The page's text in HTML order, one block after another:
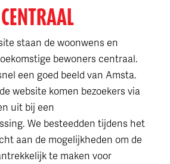
CENTRAAL
staan de woonwens en
bewoners centraal.
een goed beeld van Amsta.
website komen bezoekers via
uit bij een
We besteedden tijdens het
aan de mogelijkheden om de
te maken voor